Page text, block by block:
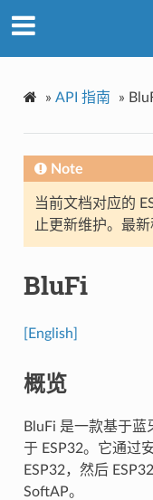
» API 指南 »
Note
当前文档对应的
止更新维护。最
BluFi
[English]
概览
BluFi 是一款基于
于 ESP32。它通过
ESP32，然后
SoftAP。